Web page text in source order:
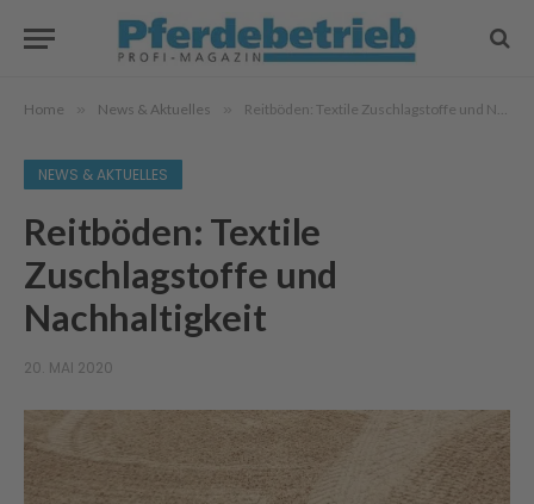
Home » News & Aktuelles » Reitböden: Textile Zuschlagstoffe und Nachhaltigkeit
NEWS & AKTUELLES
Reitböden: Textile
Zuschlagstoffe und
Nachhaltigkeit
20. MAI 2020